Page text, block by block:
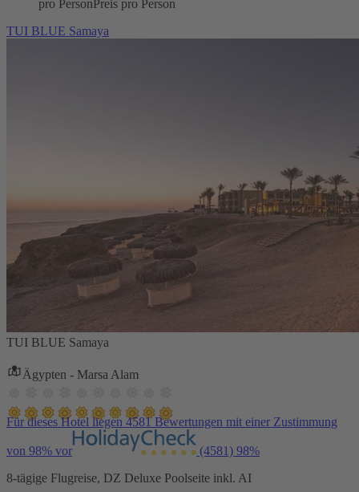
pro PersonPreis pro Person
TUI BLUE Samaya
TUI BLUE Samaya
Ägypten - Marsa Alam
Für dieses Hotel liegen 4581 Bewertungen mit einer Zustimmung
von 98% vor (4581) 98%
8-tägige Flugreise, DZ Deluxe Poolseite inkl. AI